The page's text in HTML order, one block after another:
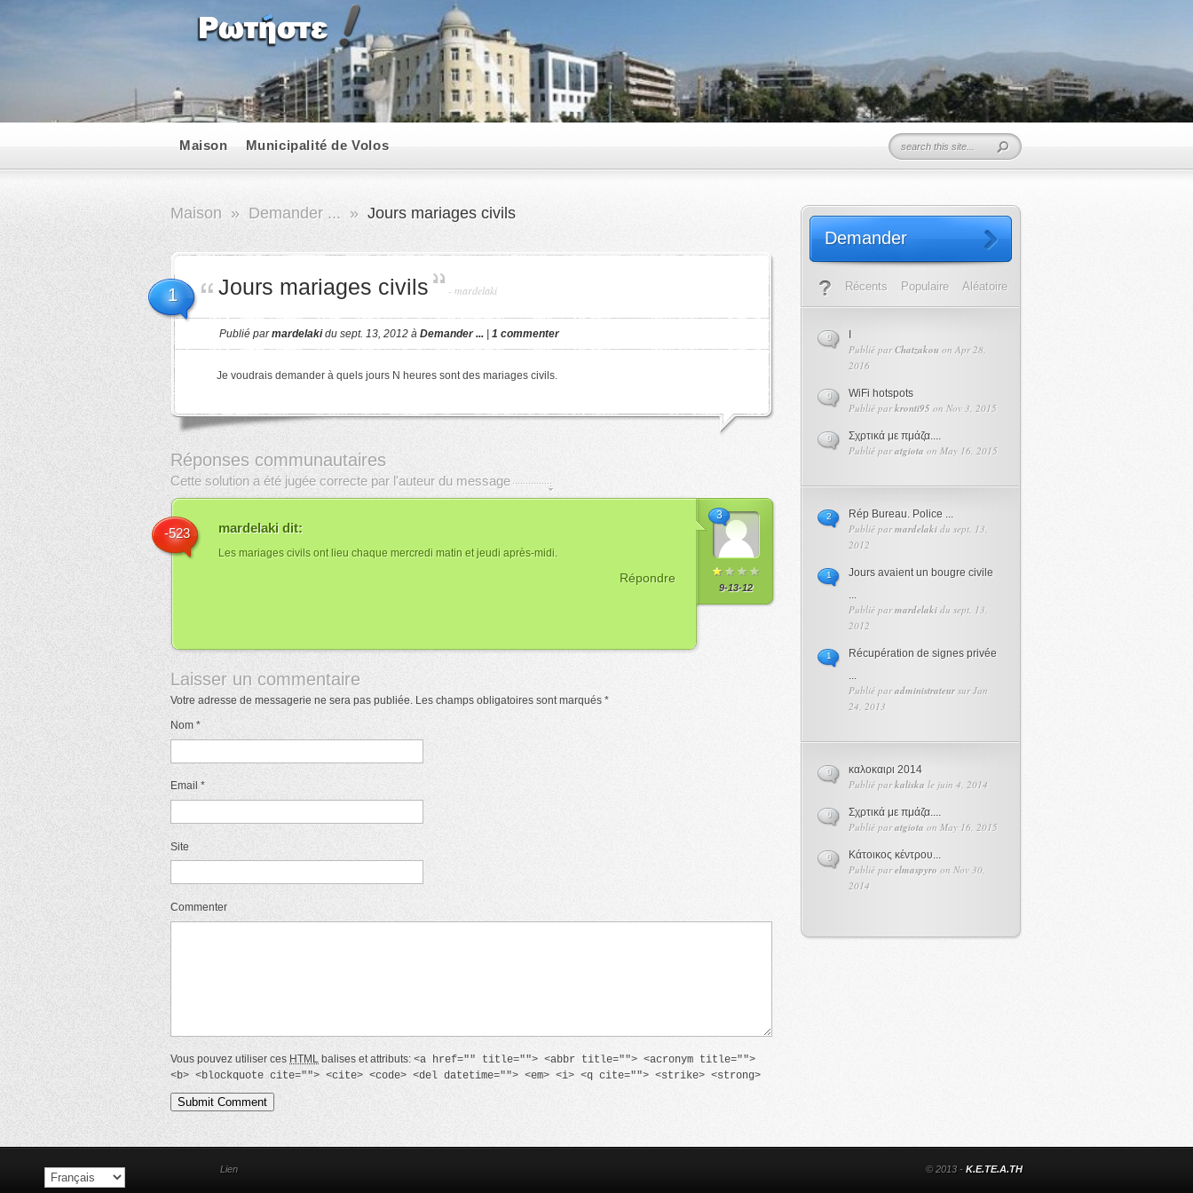
Maison Municipalité de Volos
Maison » Demander ... » Jours mariages civils
1 Jours mariages civils - mardelaki
Publié parmardelakidu sept. 13, 2012 à Demander ... 1 commenter
Je voudrais demander à quels jours N heures sont des mariages civils.
Réponses communautaires
Cette solution a été jugée correcte par l'auteur du message
3
9-13-12
mardelaki dit:
Les mariages civils ont lieu chaque mercredi matin et jeudi après-midi.
Répondre
-523
Laisser un commentaire
Votre adresse de messagerie ne sera pas publiée. Les champs obligatoires sont marqués *
Nom *
Email *
Site
Commenter
Vous pouvez utiliser ces HTML balises et attributs: <a href="" title=""> <abbr title=""> <acronym title="">
<b> <blockquote cite=""> <cite> <code> <del datetime=""> <em> <i> <q cite=""> <strike> <strong>
Demander
Récents Populaire Aléatoire
Publié parChatzakou on Apr 28,
2016
0
WiFi hotspots
Publié parkronti95 on Nov 3, 2015
0
Σχρτικά με πμάζα....
Publié paratgiota on May 16, 2015
0
Rép Bureau. Police ...
Publié parmardelaki du sept. 13,
2012
2
Jours avaient un bougre civile
...
Publié parmardelaki du sept. 13,
2012
1
Récupération de signes privée
...
Publié paradministrateur sur Jan
24, 2013
1
καλοκαιρι 2014
Publié parkaliska le juin 4, 2014
0
Σχρτικά με πμάζα....
Publié paratgiota on May 16, 2015
0
Κάτοικος κέντρου...
Publié parelmaspyro on Nov 30,
2014
0
Lien © 2013 - K.E.TE.A.TH